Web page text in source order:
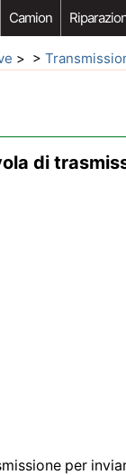
Camion
> >
di
per